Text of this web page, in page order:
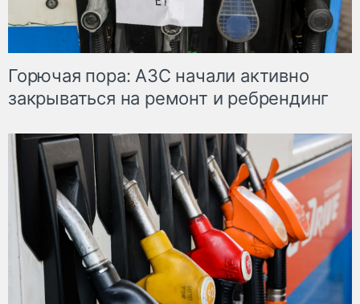
Горючая пора: АЗС начали активно
закрываться на ремонт и ребрендинг